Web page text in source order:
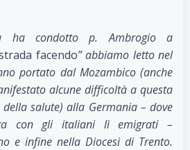
ha condotto p. Ambrogio a
facendo” abbiamo letto nel
portato dal Mozambico (anche
alcune difficoltà a questa
salute) alla Germania – dove
con gli italiani lì emigrati –
e infine nella Diocesi di Trento.